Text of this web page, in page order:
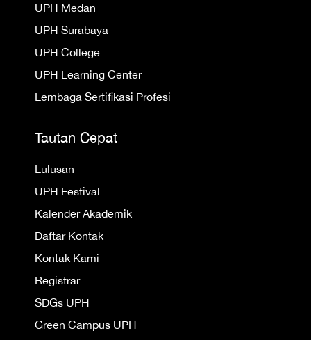
UPH Medan
UPH Surabaya
UPH College
UPH Learning Center
Lembaga Sertifikasi Profesi
Tautan Cepat
Lulusan
UPH Festival
Kalender Akademik
Daftar Kontak
Kontak Kami
Registrar
SDGs UPH
Green Campus UPH